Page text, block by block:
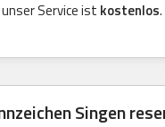
Service ist kostenlos.
Singen